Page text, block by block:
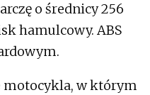
o średnicy 256
hamulcowy. ABS
motocykla, w którym